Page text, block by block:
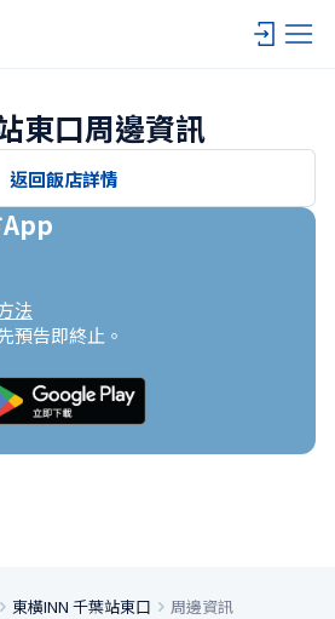
東口周邊資訊
返回飯店詳情
法
預告即終止。
東橫INN 千葉站東口 周邊資訊